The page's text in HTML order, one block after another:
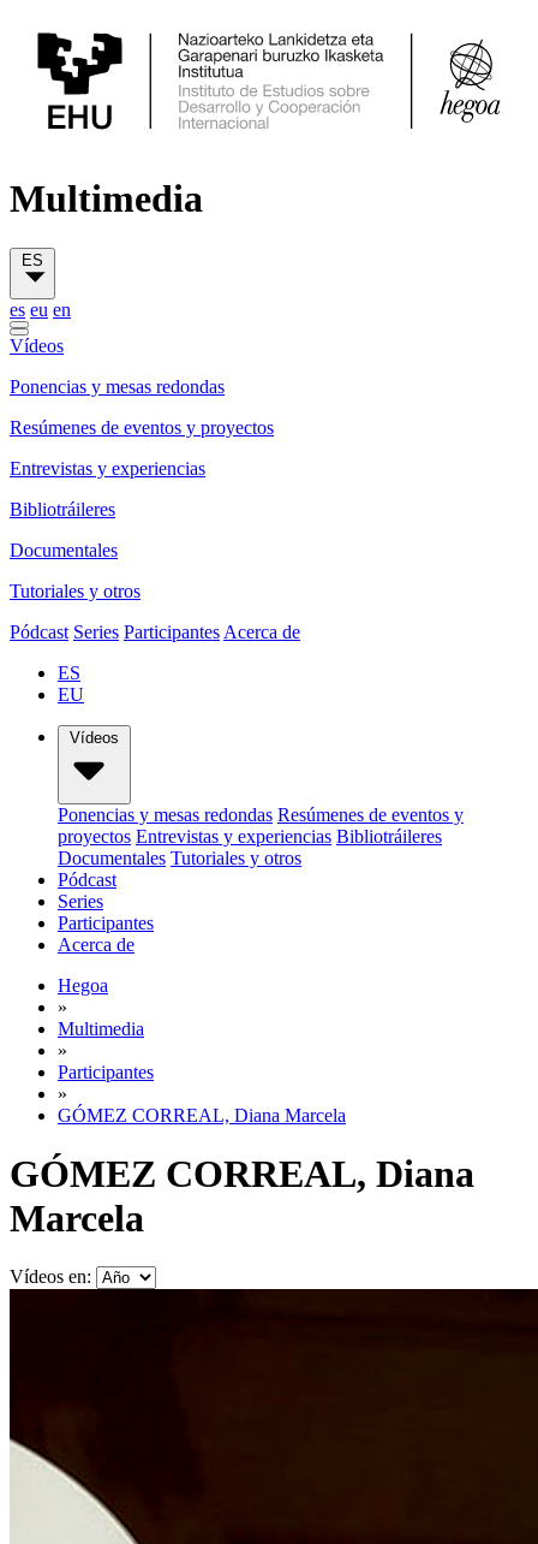
Multimedia
ES
es eu en
Vídeos
Ponencias y mesas redondas
Resúmenes de eventos y proyectos
Entrevistas y experiencias
Bibliotráileres
Documentales
Tutoriales y otros
Pódcast Series Participantes Acerca de
ES
EU
Vídeos
Ponencias y mesas redondas Resúmenes de eventos y
proyectos Entrevistas y experiencias Bibliotráileres
Documentales Tutoriales y otros
Pódcast
Series
Participantes
Acerca de
Hegoa
»
Multimedia
»
Participantes
»
GÓMEZ CORREAL, Diana Marcela
GÓMEZ CORREAL, Diana
Marcela
Vídeos en: